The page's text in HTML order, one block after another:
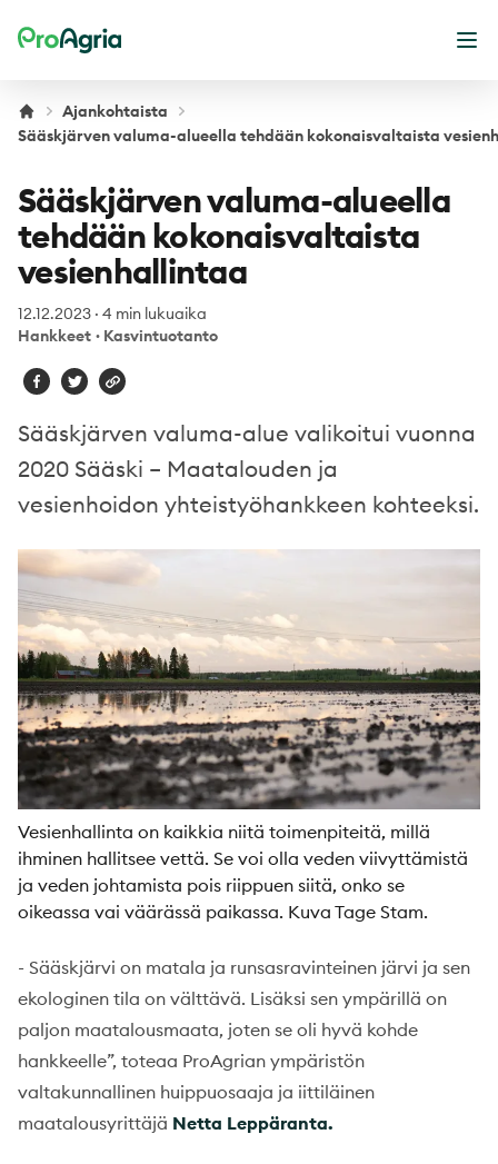
ProAgria
Ajankohtaista
Sääskjärven valuma-alueella tehdään kokonaisvaltaista
Sääskjärven valuma-alueella
tehdään kokonaisvaltaista
vesienhallintaa
12.12.2023 · 4 min lukuaika
Hankkeet · Kasvintuotanto
Sääskjärven valuma-alue valikoitui vuonna
2020 Sääski – Maatalouden ja
vesienhoidon yhteistyöhankkeen kohteeksi.
Vesienhallinta on kaikkia niitä toimenpiteitä, millä
ihminen hallitsee vettä. Se voi olla veden viivyttämistä
ja veden johtamista pois riippuen siitä, onko se
oikeassa vai väärässä paikassa. Kuva Tage Stam.
- Sääskjärvi on matala ja runsasravinteinen järvi ja sen
ekologinen tila on välttävä. Lisäksi sen ympärillä on
paljon maatalousmaata, joten se oli hyvä kohde
hankkeelle”, toteaa ProAgrian ympäristön
valtakunnallinen huippuosaaja ja iittiläinen
maatalousyrittäjä Netta Leppäranta.